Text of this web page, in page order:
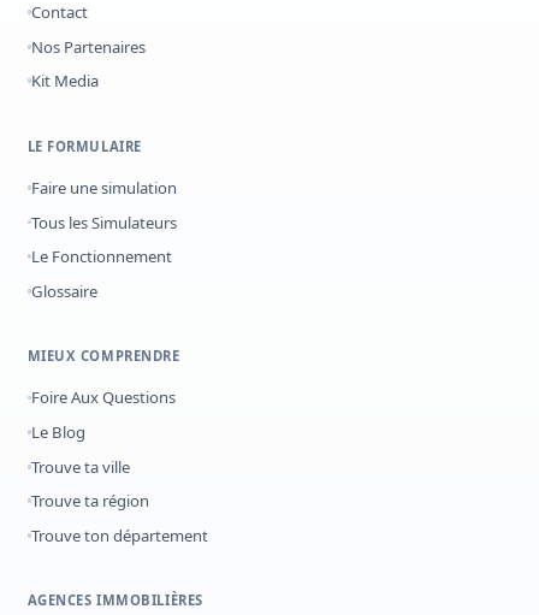
Contact
Nos Partenaires
Kit Media
LE FORMULAIRE
Faire une simulation
Tous les Simulateurs
Le Fonctionnement
Glossaire
MIEUX COMPRENDRE
Foire Aux Questions
Le Blog
Trouve ta ville
Trouve ta région
Trouve ton département
AGENCES IMMOBILIÈRES